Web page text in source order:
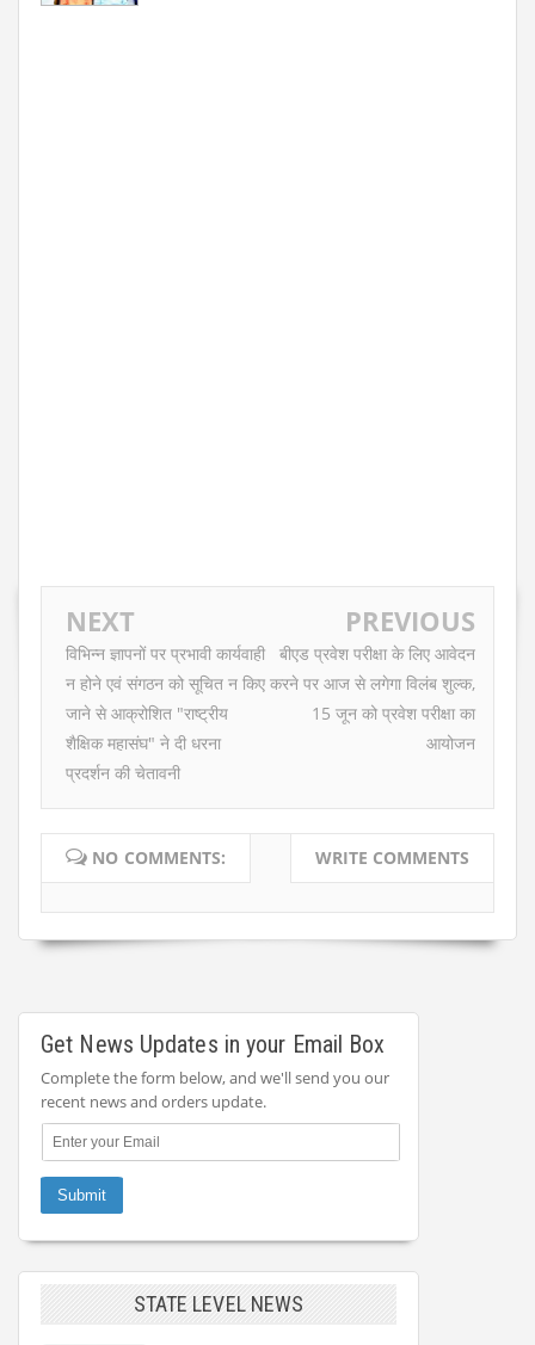
NEXT
विभिन्न ज्ञापनों पर प्रभावी कार्यवाही
न होने एवं संगठन को सूचित न किए
जाने से आक्रोशित "राष्ट्रीय
शैक्षिक महासंघ" ने दी धरना
प्रदर्शन की चेतावनी
PREVIOUS
बीएड प्रवेश परीक्षा के लिए आवेदन
करने पर आज से लगेगा विलंब शुल्क,
15 जून को प्रवेश परीक्षा का
आयोजन
NO COMMENTS: WRITE COMMENTS
Get News Updates in your Email Box
Complete the form below, and we'll send you our
recent news and orders update.
STATE LEVEL NEWS